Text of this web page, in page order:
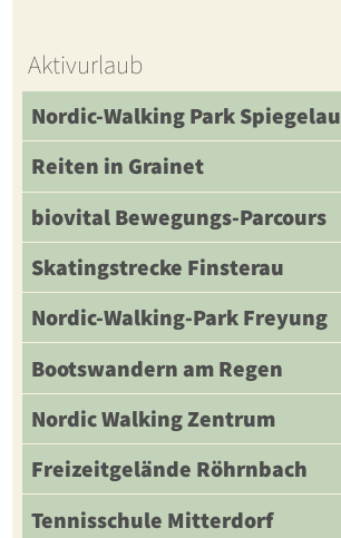
Aktivurlaub
Nordic-Walking Park Spiegelau
Reiten in Grainet
biovital Bewegungs-Parcours
Skatingstrecke Finsterau
Nordic-Walking-Park Freyung
Bootswandern am Regen
Nordic Walking Zentrum
Freizeitgelände Röhrnbach
Tennisschule Mitterdorf